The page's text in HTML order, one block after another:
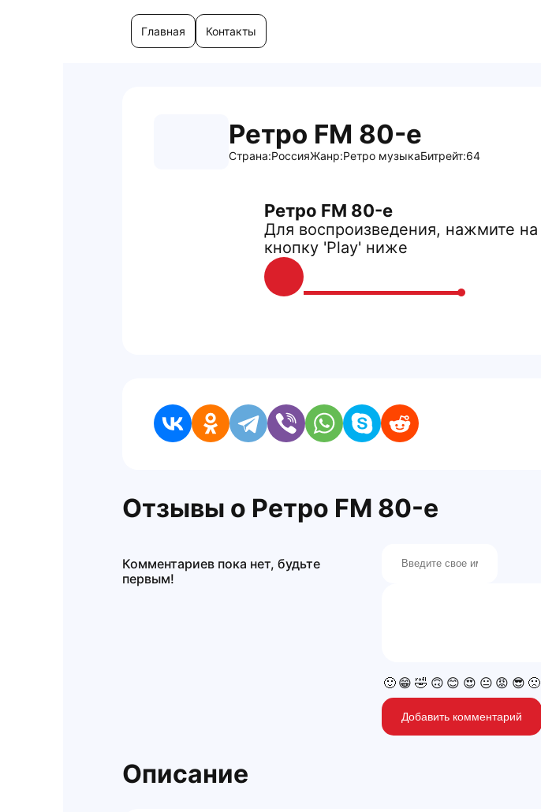
Главная Контакты
Ретро FM 80-е
Страна:РоссияЖанр:Ретро музыкаБитрейт:64
Ретро FM 80-е
Для воспроизведения, нажмите на
кнопку 'Play' ниже
Отзывы о Ретро FM 80-е
🙂 😁 🤣 🙃 😊 😍 😐 😡 😎 🙁
Добавить комментарий
Комментариев пока нет, будьте
первым!
Описание